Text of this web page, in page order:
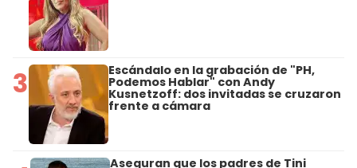
3 Escándalo en la grabación de "PH,
Podemos Hablar" con Andy
Kusnetzoff: dos invitadas se cruzaron
frente a cámara
Aseguran que los padres de Tini